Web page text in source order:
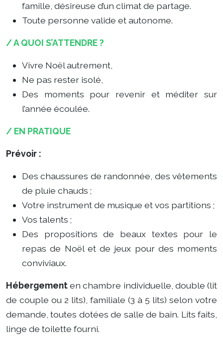
famille, désireuse d’un climat de partage.
Toute personne valide et autonome.
/ A QUOI S’ATTENDRE ?
Vivre Noël autrement,
Ne pas rester isolé,
Des moments pour revenir et méditer sur
l’année écoulée.
/ EN PRATIQUE
Prévoir :
Des chaussures de randonnée, des vêtements
de pluie chauds ;
Votre instrument de musique et vos partitions ;
Vos talents ;
Des propositions de beaux textes pour le
repas de Noël et de jeux pour des moments
conviviaux.
Hébergementen chambre individuelle, double (lit
de couple ou 2 lits), familiale (3 à 5 lits) selon votre
demande, toutes dotées de salle de bain. Lits faits,
linge de toilette fourni.